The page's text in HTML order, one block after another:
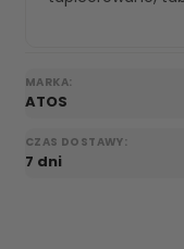
MARKA:
ATOS
CZAS DOSTAWY:
7 dni